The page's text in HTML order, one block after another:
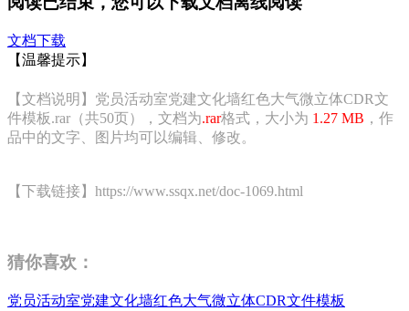
文档下载
【温馨提示】
【文档说明】党员活动室党建文化墙红色大气微立体CDR文
件模板.rar（共50页），文档为.rar格式，大小为 1.27 MB ，作
品中的文字、图片均可以编辑、修改。
【下载链接】https://www.ssqx.net/doc-1069.html
猜你喜欢：
党员活动室党建文化墙红色大气微立体CDR文件模板